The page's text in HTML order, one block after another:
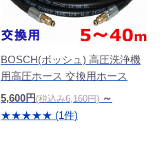
BOSCH(ボッシュ) 高圧洗浄機
用高圧ホース 交換用ホース
5,600円 (税込み6,160円) ～
★★★★★ (1件)